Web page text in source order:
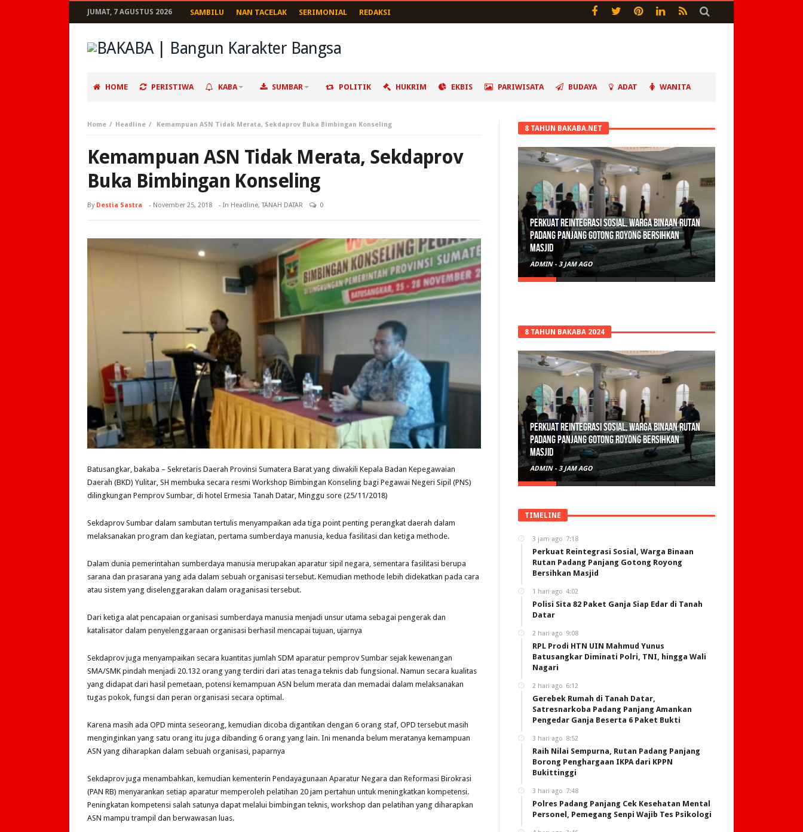
JUMAT, 7 AGUSTUS 2026 SAMBILU NAN TACELAK SERIMONIAL REDAKSI
HOME PERISTIWA KABA SUMBAR POLITIK HUKRIM EKBIS PARIWISATA BUDAYA ADAT WANITA
Home Headline Kemampuan ASN Tidak Merata, Sekdaprov Buka Bimbingan Konseling
Kemampuan ASN Tidak Merata, Sekdaprov
Buka Bimbingan Konseling
By Destia Sastra - November 25, 2018 - In Headline,TANAH DATAR 0
Batusangkar, bakaba – Sekretaris Daerah Provinsi Sumatera Barat yang diwakili Kepala Badan Kepegawaian
Daerah (BKD) Yulitar, SH membuka secara resmi Workshop Bimbingan Konseling bagi Pegawai Negeri Sipil (PNS)
dilingkungan Pemprov Sumbar, di hotel Ermesia Tanah Datar, Minggu sore (25/11/2018)
Sekdaprov Sumbar dalam sambutan tertulis menyampaikan ada tiga point penting perangkat daerah dalam
melaksanakan program dan kegiatan, pertama sumberdaya manusia, kedua fasilitasi dan ketiga methode.
Dalam dunia pemerintahan sumberdaya manusia merupakan aparatur sipil negara, sementara fasilitasi berupa
sarana dan prasarana yang ada dalam sebuah organisasi tersebut. Kemudian methode lebih didekatkan pada cara
atau sistem yang diselenggarakan dalam oraganisasi tersebut.
Dari ketiga alat pencapaian organisasi sumberdaya manusia menjadi unsur utama sebagai pengerak dan
katalisator dalam penyelenggaraan organisasi berhasil mencapai tujuan, ujarnya
Sekdaprov juga menyampaikan secara kuantitas jumlah SDM aparatur pemprov Sumbar sejak kewenangan
SMA/SMK pindah menjadi 20.132 orang yang terdiri dari atas tenaga teknis dab fungsional. Namun secara kualitas
yang didapat dari hasil pemetaan, potensi kemampuan ASN belum merata dan memadai dalam melaksanakan
tugas pokok, fungsi dan peran organisasi secara optimal.
Karena masih ada OPD minta seseorang, kemudian dicoba digantikan dengan 6 orang staf, OPD tersebut masih
menginginkan yang satu orang itu juga dibanding 6 orang yang lain. Ini menanda belum meratanya kemampuan
ASN yang diharapkan dalam sebuah organisasi, paparnya
Sekdaprov juga menambahkan, kemudian kementerin Pendayagunaan Aparatur Negara dan Reformasi Birokrasi
(PAN RB) menyarankan setiap aparatur memperoleh pelatihan 20 jam pertahun untuk meningkatkan kompetensi.
Peningkatan kompetensi salah satunya dapat melalui bimbingan teknis, workshop dan pelatihan yang diharapkan
ASN mampu trampil dan berwawasan luas.
8 TAHUN BAKABA.NET
Perkuat Reintegrasi Sosial, Warga Binaan Rutan
Padang Panjang Gotong Royong Bersihkan
Masjid
ADMIN - 3 JAM AGO
8 TAHUN BAKABA 2024
Perkuat Reintegrasi Sosial, Warga Binaan Rutan
Padang Panjang Gotong Royong Bersihkan
Masjid
ADMIN - 3 JAM AGO
TIMELINE
3 jam ago 7:18
Perkuat Reintegrasi Sosial, Warga Binaan
Rutan Padang Panjang Gotong Royong
Bersihkan Masjid
1 hari ago 4:02
Polisi Sita 82 Paket Ganja Siap Edar di Tanah
Datar
2 hari ago 9:08
RPL Prodi HTN UIN Mahmud Yunus
Batusangkar Diminati Polri, TNI, hingga Wali
Nagari
2 hari ago 6:12
Gerebek Rumah di Tanah Datar,
Satresnarkoba Padang Panjang Amankan
Pengedar Ganja Beserta 6 Paket Bukti
3 hari ago 8:52
Raih Nilai Sempurna, Rutan Padang Panjang
Borong Penghargaan IKPA dari KPPN
Bukittinggi
3 hari ago 7:48
Polres Padang Panjang Cek Kesehatan Mental
Personel, Pemegang Senpi Wajib Tes Psikologi